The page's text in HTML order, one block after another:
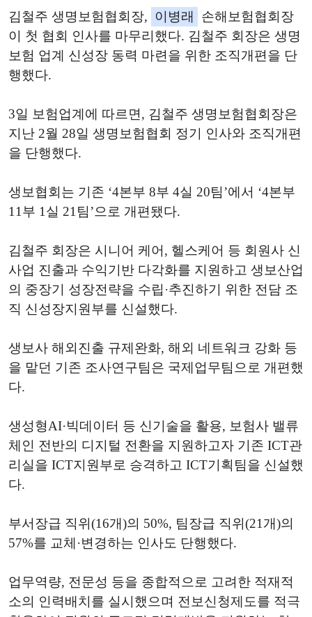
김철주 생명보험협회장, 이병래
손해보험협회장
이 첫 협회 인사를 마무리했다. 김철주 회장은 생명
보험 업계 신성장 동력 마련을 위한 조직개편을 단
행했다.
3일 보험업계에 따르면, 김철주 생명보험협회장은
지난 2월 28일 생명보험협회 정기 인사와 조직개편
을 단행했다.
생보협회는 기존 ‘4본부 8부 4실 20팀’에서 ‘4본부
11부 1실 21팀’으로 개편됐다.
김철주 회장은 시니어 케어, 헬스케어 등 회원사 신
사업 진출과 수익기반 다각화를 지원하고 생보산업
의 중장기 성장전략을 수립·추진하기 위한 전담 조
직 신성장지원부를 신설했다.
생보사 해외진출 규제완화, 해외 네트워크 강화 등
을 맡던 기존 조사연구팀은 국제업무팀으로 개편했
다.
생성형AI·빅데이터 등 신기술을 활용, 보험사 밸류
체인 전반의 디지털 전환을 지원하고자 기존 ICT관
리실을 ICT지원부로 승격하고 ICT기획팀을 신설했
다.
부서장급 직위(16개)의 50%, 팀장급 직위(21개)의
57%를 교체·변경하는 인사도 단행했다.
업무역량, 전문성 등을 종합적으로 고려한 적재적
소의 인력배치를 실시했으며 전보신청제도를 적극